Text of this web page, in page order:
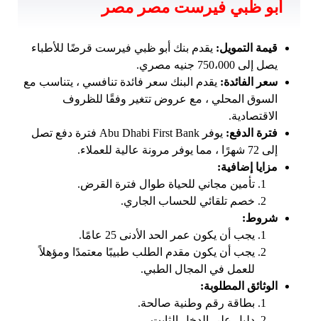
أبو ظبي فيرست مصر مصر
قيمة التمويل: يقدم بنك أبو ظبي فيرست قرضًا للأطباء
يصل إلى 750،000 جنيه مصري.
سعر الفائدة: يقدم البنك سعر فائدة تنافسي ، يتناسب مع
السوق المحلي ، مع عروض تتغير وفقًا للظروف
الاقتصادية.
فترة الدفع:
يوفر Abu Dhabi First Bank فترة دفع تصل
إلى 72 شهرًا ، مما يوفر مرونة عالية للعملاء.
مزايا إضافية:
تأمين مجاني للحياة طوال فترة القرض.
خصم تلقائي للحساب الجاري.
شروط:
يجب أن يكون عمر الحد الأدنى 25 عامًا.
يجب أن يكون مقدم الطلب طبيبًا معتمدًا ومؤهلاً
للعمل في المجال الطبي.
الوثائق المطلوبة:
بطاقة رقم وطنية صالحة.